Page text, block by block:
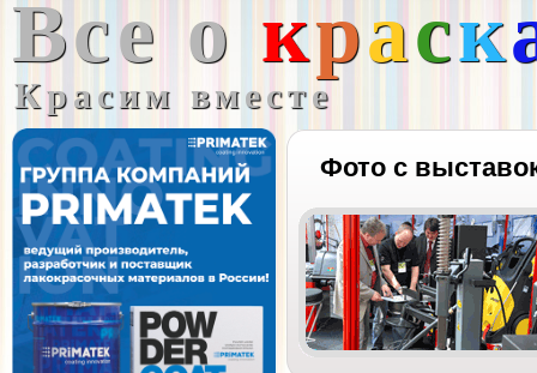
Все о краск
Красим вместе
Фото с